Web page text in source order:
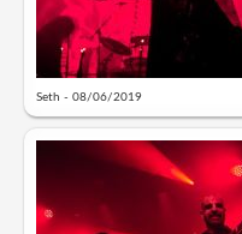
Seth - 08/06/2019